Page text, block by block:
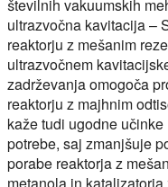
številnih vakuumskih
ultrazvočna kavitacija –
reaktorju z mešanim
ultrazvočnem
zadrževanja omogoča
reaktorju z majhnim
kaže tudi ugodne
potrebe, saj zmanjšuje
porabe reaktorja z